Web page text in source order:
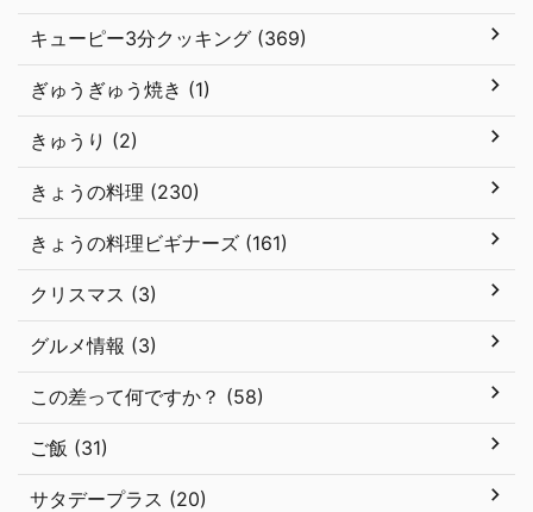
キューピー3分クッキング (369)
ぎゅうぎゅう焼き (1)
きゅうり (2)
きょうの料理 (230)
きょうの料理ビギナーズ (161)
クリスマス (3)
グルメ情報 (3)
この差って何ですか？ (58)
ご飯 (31)
サタデープラス (20)